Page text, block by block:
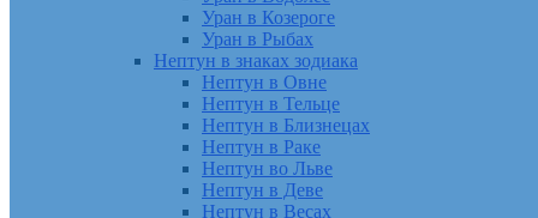
Уран в Козероге
Уран в Рыбах
Нептун в знаках зодиака
Нептун в Овне
Нептун в Тельце
Нептун в Близнецах
Нептун в Раке
Нептун во Льве
Нептун в Деве
Нептун в Весах